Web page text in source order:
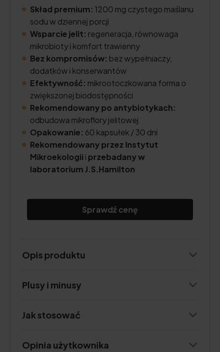
Skład premium: 1200 mg czystego maślanu
sodu w dziennej porcji
Wsparcie jelit: regeneracja, równowaga
mikrobioty i komfort trawienny
Bez kompromisów: bez wypełniaczy,
dodatków i konserwantów
Efektywność: mikrootoczkowana forma o
zwiększonej biodostępności
Rekomendowany po antybiotykach:
odbudowa mikroflory jelitowej
Opakowanie: 60 kapsułek / 30 dni
Rekomendowany przez Instytut
Mikroekologii i przebadany w
laboratorium J.S.Hamilton
Sprawdź cenę
Opis produktu
Plusy i minusy
Jak stosować
Opinia użytkownika